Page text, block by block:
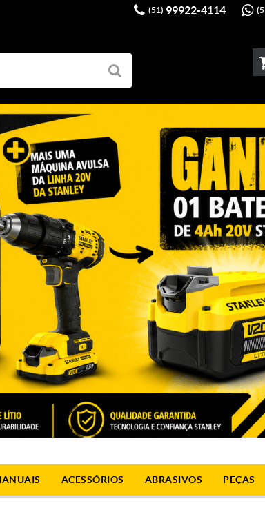
(51) 99922-4114
ACESSÓRIOS ABRASIVOS PEÇAS